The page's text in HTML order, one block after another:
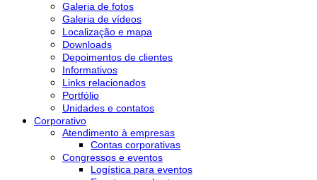
Galeria de fotos
Galeria de vídeos
Localização e mapa
Downloads
Depoimentos de clientes
Informativos
Links relacionados
Portfólio
Unidades e contatos
Corporativo
Atendimento à empresas
Contas corporativas
Congressos e eventos
Logística para eventos